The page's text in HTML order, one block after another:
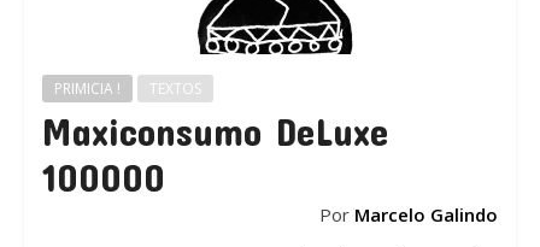
PRIMICIA ! TEXTOS
Maxiconsumo DeLuxe
100000
Por Marcelo Galindo